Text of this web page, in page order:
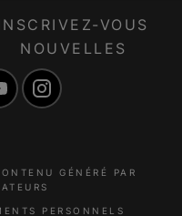
VOUS
NOUVELLES
YouTube
GÉNÉRÉ PAR
PERSONNELS